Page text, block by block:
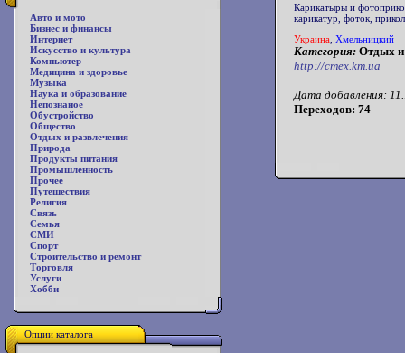
Авто и мото
Бизнес и финансы
Интернет
Искусство и культура
Компьютер
Медицина и здоровье
Музыка
Наука и образование
Непознаное
Обустройство
Общество
Отдых и развлечения
Природа
Продукты питания
Промышленность
Прочее
Путешествия
Религия
Связь
Семья
СМИ
Спорт
Строительство и ремонт
Торговля
Услуги
Хобби
Опции каталога
Карикатыры и
карикатур, фоток,
Украина Хмельницкий
Категория: Отдых
http://cmex.km.ua
Дата добавления:
Переходов: 74